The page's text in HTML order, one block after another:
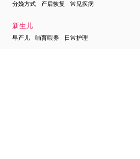
分娩方式 产后恢复 常见疾病
新生儿
早产儿 哺育喂养 日常护理